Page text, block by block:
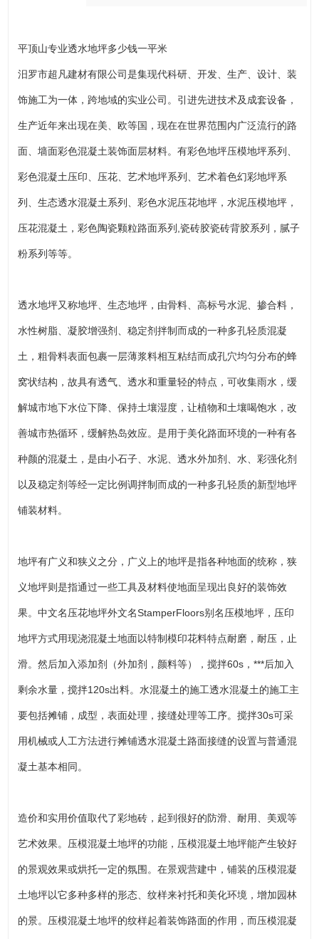
平顶山专业透水地坪多少钱一平米
汨罗市超凡建材有限公司是集现代科研、开发、生产、设计、装
饰施工为一体，跨地域的实业公司。引进先进技术及成套设备，
生产近年来出现在美、欧等国，现在在世界范围内广泛流行的路
面、墙面彩色混凝土装饰面层材料。有彩色地坪压模地坪系列、
彩色混凝土压印、压花、艺术地坪系列、艺术着色幻彩地坪系
列、生态透水混凝土系列、彩色水泥压花地坪，水泥压模地坪，
压花混凝土，彩色陶瓷颗粒路面系列,瓷砖胶瓷砖背胶系列，腻子
粉系列等等。
透水地坪又称地坪、生态地坪，由骨料、高标号水泥、掺合料，
水性树脂、凝胶增强剂、稳定剂拌制而成的一种多孔轻质混凝
土，粗骨料表面包裹一层薄浆料相互粘结而成孔穴均匀分布的蜂
窝状结构，故具有透气、透水和重量轻的特点，可收集雨水，缓
解城市地下水位下降、保持土壤湿度，让植物和土壤喝饱水，改
善城市热循环，缓解热岛效应。是用于美化路面环境的一种有各
种颜的混凝土，是由小石子、水泥、透水外加剂、水、彩强化剂
以及稳定剂等经一定比例调拌制而成的一种多孔轻质的新型地坪
铺装材料。
地坪有广义和狭义之分，广义上的地坪是指各种地面的统称，狭
义地坪则是指通过一些工具及材料使地面呈现出良好的装饰效
果。中文名压花地坪外文名StamperFloors别名压模地坪，压印
地坪方式用现浇混凝土地面以特制模印花料特点耐磨，耐压，止
滑。然后加入添加剂（外加剂，颜料等），搅拌60s，***后加入
剩余水量，搅拌120s出料。水混凝土的施工透水混凝土的施工主
要包括摊铺，成型，表面处理，接缝处理等工序。搅拌30s可采
用机械或人工方法进行摊铺透水混凝土路面接缝的设置与普通混
凝土基本相同。
造价和实用价值取代了彩地砖，起到很好的防滑、耐用、美观等
艺术效果。压模混凝土地坪的功能，压模混凝土地坪能产生较好
的景观效果或烘托一定的氛围。在景观营建中，铺装的压模混凝
土地坪以它多种多样的形态、纹样来衬托和美化环境，增加园林
的景。压模混凝土地坪的纹样起着装饰路面的作用，而压模混凝